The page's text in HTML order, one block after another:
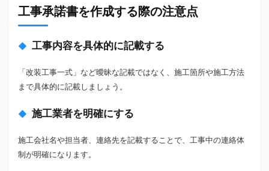
工事承諾書を作成する際の注意点
工事内容を具体的に記載する
「改装工事一式」など曖昧な記載ではなく、施工箇所や施工方法
まで具体的に記載しましょう。
施工業者を明確にする
施工会社名や担当者、連絡先を記載することで、工事中の連絡体
制が明確になります。